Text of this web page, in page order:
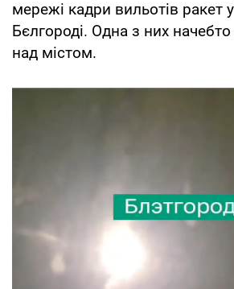
мережі кадри вильотів ракет
Бєлгороді. Одна з них начебто
над містом.